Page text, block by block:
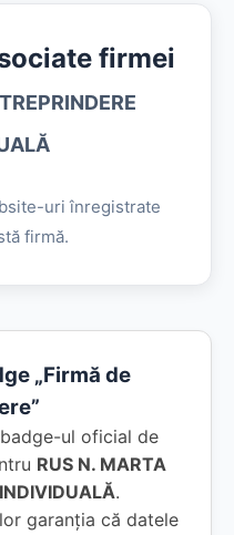
firmei
uri înregistrate
firmă.
„Firmă de
ul oficial de
RUS N. MARTA
.
garanția că datele